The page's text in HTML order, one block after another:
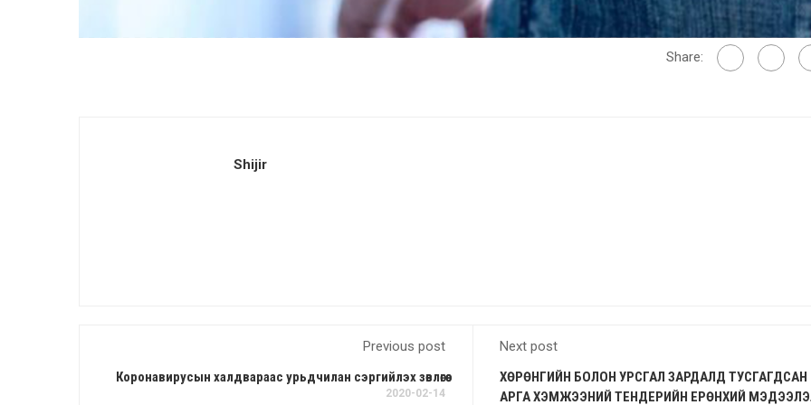
Share:
Shijir
Previous post
Коронавирусын халдвараас урьдчилан сэргийлэх зөвлөгөө
2020-02-14
Next post
ХӨРӨНГИЙН БОЛОН УРСГАЛ ЗАРДАЛД ТУСГАГДСАН
АРГА ХЭМЖЭЭНИЙ ТЕНДЕРИЙН ЕРӨНХИЙ